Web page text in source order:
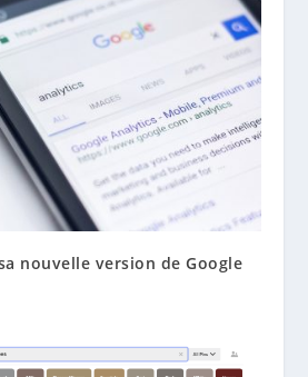
nouvelle version de Google